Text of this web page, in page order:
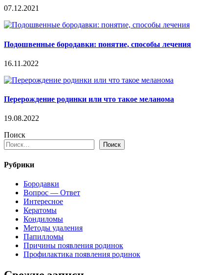
07.12.2021
Подошвенные бородавки: понятие, способы лечения
16.11.2022
Перерождение родинки или что такое меланома
19.08.2022
Поиск
Поиск
Рубрики
Бородавки
Вопрос — Ответ
Интересное
Кератомы
Кондиломы
Методы удаления
Папилломы
Причины появления родинок
Профилактика появления родинок